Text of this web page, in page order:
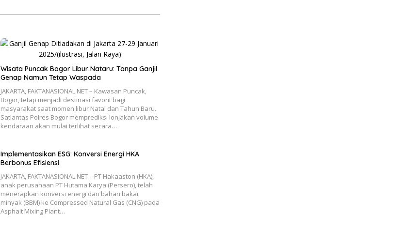
Wisata Puncak Bogor Libur Nataru: Tanpa Ganjil
Genap Namun Tetap Waspada
JAKARTA, FAKTANASIONAL.NET – Kawasan Puncak,
Bogor, tetap menjadi destinasi favorit bagi
masyarakat saat momen libur Natal dan Tahun Baru.
Satlantas Polres Bogor memprediksi lonjakan volume
kendaraan akan mulai terlihat secara…
Implementasikan ESG: Konversi Energi HKA
Berbonus Efisiensi
JAKARTA, FAKTANASIONAL.NET – PT Hakaaston (HKA),
anak perusahaan PT Hutama Karya (Persero), telah
menerapkan konversi energi dari bahan bakar
minyak (BBM) ke Compressed Natural Gas (CNG) pada
Asphalt Mixing Plant…